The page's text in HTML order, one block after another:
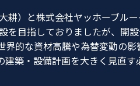
耕）と株式会社ヤッホーブル
目指しておりましたが、開
的な資材高騰や為替変動の
築・設備計画を大きく見直す